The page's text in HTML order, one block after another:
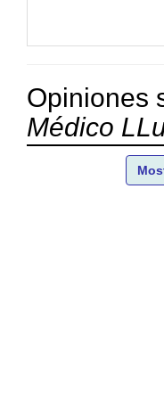
Opiniones
Médico